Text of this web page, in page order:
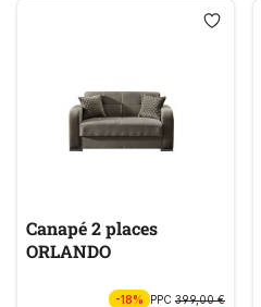
Canapé 2 places
ORLANDO
-18% PPC 399,00 €